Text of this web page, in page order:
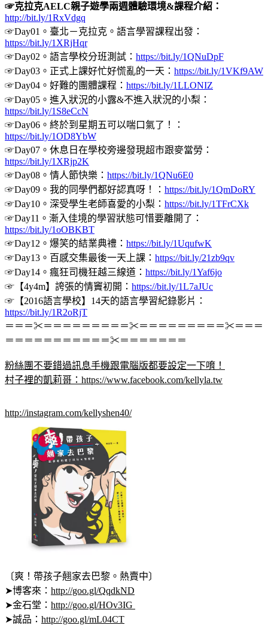
☞克拉克AELC親子遊學兩週體驗環境&課程介紹：
http://bit.ly/1RxVdgq
☞Day01。臺北－克拉克。語言學習課程出發：
https://bit.ly/1XRjHqr
☞Day02。語言學校分班測試： https://bit.ly/1QNuDpF
☞Day03。正式上課好忙好慌亂的一天： https://bit.ly/1VKf9AW
☞Day04。好難的團體課程： https://bit.ly/1LLONIZ
☞Day05。進入狀況的小露&不進入狀況的小梨：
https://bit.ly/1S8eCcN
☞Day06。終於到星期五可以喘口氣了！：
https://bit.ly/1OD8YbW
☞Day07。休息日在學校旁邊發現超市跟麥當勞：
https://bit.ly/1XRjp2K
☞Day08。情人節快樂： https://bit.ly/1QNu6E0
☞Day09。我的同學們都好認真呀！： https://bit.ly/1QmDoRY
☞Day10。深受學生老師喜愛的小梨： https://bit.ly/1TFrCXk
☞Day11。漸入佳境的學習狀態可惜要離開了：
https://bit.ly/1oOBKBT
☞Day12。爆笑的結業典禮： https://bit.ly/1UqufwK
☞Day13。百感交集最後一天上課： https://bit.ly/21zb9qv
☞Day14。瘋狂司機狂越三線道： https://bit.ly/1Yaf6jo
☞【4y4m】誇張的情竇初開： https://bit.ly/1L7aJUc
☞【2016語言學校】14天的語言學習紀錄影片：
https://bit.ly/1R2oRjT
＝＝＝✂＝＝＝＝＝＝＝＝＝✂＝＝＝＝＝＝＝＝＝✂＝＝＝
＝＝＝＝＝＝＝＝＝＝＝✂＝＝＝＝＝＝＝
粉絲團不要錯過訊息手機跟電腦版都要設定一下唷！
村子裡的凱莉哥： https://www.facebook.com/kellyla.tw
http://instagram.com/kellyshen40/
〔爽！帶孩子翹家去巴黎。熱賣中〕
➤博客來： http://goo.gl/QqdkND
➤金石堂： http://goo.gl/HOv3IG
➤誠品： http://goo.gl/mL04CT